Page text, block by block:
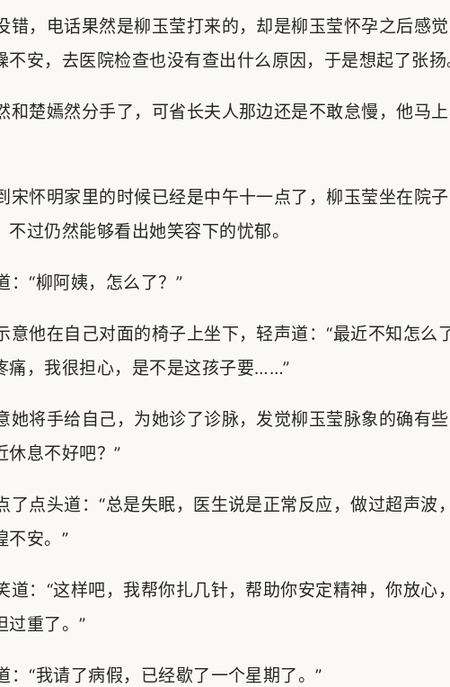
，电话果然是柳玉莹打来的，却是柳玉莹怀孕之后感
不安，去医院检查也没有查出什么原因，于是想起了张扬
楚嫣然分手了，可省长夫人那边还是不敢怠慢，他马
怀明家里的时候已经是中午十一点了，柳玉莹坐在院
不过仍然能够看出她笑容下的忧郁。
“柳阿姨，怎么了？”
他在自己对面的椅子上坐下，轻声道：“最近不知怎么
痛，我很担心，是不是这孩子要……”
将手给自己，为她诊了诊脉，发觉柳玉莹脉象的确有
休息不好吧？”
点头道：“总是失眠，医生说是正常反应，做过超声波
不安。”
：“这样吧，我帮你扎几针，帮助你安定精神，你放心
过重了。”
“我请了病假，已经歇了一个星期了。”